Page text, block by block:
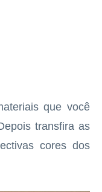
que você
transfira as
cores dos